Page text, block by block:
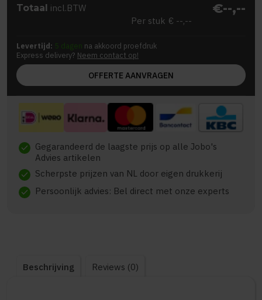
Totaal incl.BTW €--,--
Per stuk € --,--
Levertijd: 5 dagen na akkoord proefdruk
Express delivery? Neem contact op!
OFFERTE AANVRAGEN
check Gegarandeerd de laagste prijs op alle Jobo's
Advies artikelen
check Scherpste prijzen van NL door eigen drukkerij
check Persoonlijk advies: Bel direct met onze experts
Beschrijving Reviews (0)